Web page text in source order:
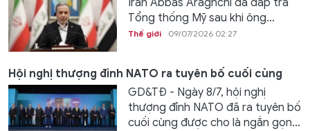
Tổng thống Mỹ sau khi ông...
Thế giới 09/07/2026 02:27
Hội nghị thượng đỉnh NATO ra tuyên bố cuối cùng
GD&TĐ - Ngày 8/7, hội nghị
thượng đỉnh NATO đã ra tuyên bố
cuối cùng được cho là ngắn gọn...